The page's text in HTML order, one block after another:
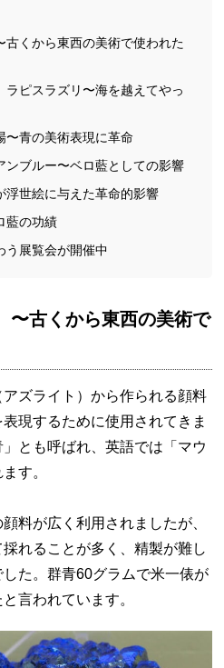
古くから東西の美術で使われた
ラピスラズリ〜海を越えてやっ
〜青の美術表現に革命
ンブルー〜ベロ藍としての影響
浮世絵に与えた革命的影響
藍の功績
う展覧会が開催中
〜古くから東西の美術で
ズライト）から作られる顔料
現するために使用されてきま
とも呼ばれ、英語では「マウ
す。
料が広く利用されましたが、
れることが多く、精製が難し
た。群青60グラムで米一俵が
言われています。